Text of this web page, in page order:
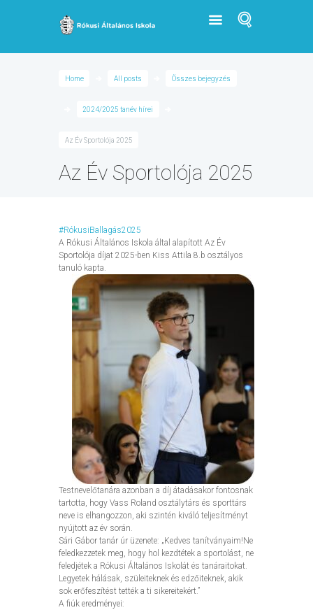
Home All posts Összes bejegyzés
2024/2025 tanév hírei
Az Év Sportolója 2025
Az Év Sportolója 2025
#RókusiBallagás2025
A Rókusi Általános Iskola által alapított Az Év
Sportolója díjat 2025-ben Kiss Attila 8.b osztályos
tanuló kapta.
Testnevelőtanára azonban a díj átadásakor fontosnak
tartotta, hogy Vass Roland osztálytárs és sporttárs
neve is elhangozzon, aki szintén kiváló teljesítményt
nyújtott az év során.
Sári Gábor tanár úr üzenete: „Kedves tanítványaim!Ne
feledkezzetek meg, hogy hol kezdtétek a sportolást, ne
feledjétek a Rókusi Általános Iskolát és tanáraitokat.
Legyetek hálásak, szüleiteknek és edzőiteknek, akik
sok erőfeszítést tették a ti sikereitekért.”
A fiúk eredményei: